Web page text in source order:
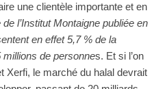
une clientèle importante et en
l’Institut Montaigne publiée en
en effet 5,7 % de la
de personnes. Et si l’on
Xerfi, le marché du halal devrait